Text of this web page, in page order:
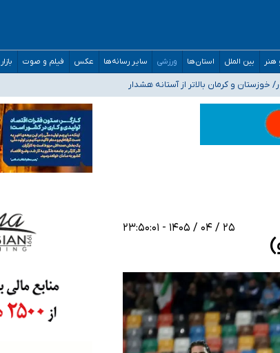
هنر بین الملل استان‌ها ورزشی سایر رسانه‌ها عکس فیلم و صوت بازار
تخصصی جغرافیای نظامی دافوس آجا
و کرمان بالاتر از آستانه هشدار
ورود کند
محصلان باقی‌مانده در دبی متناسب با شرایط جدید تصمیم‌گیری می‌شود
۲۵ / ۰۴ / ۱۴۰۵ - ۲۳:۵۰:۰۱